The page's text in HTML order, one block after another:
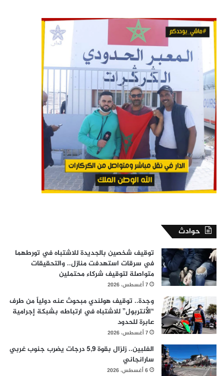
حوادث
توقيف شخصين بالجديدة للاشتباه في تورطهما
في سرقات استهدفت منازل.. والتحقيقات
متواصلة لتوقيف شركاء محتملين
7 أغسطس، 2026
وجدة.. توقيف هولندي مبحوث عنه دولياً من طرف
“الأنتربول” للاشتباه في ارتباطه بشبكة إجرامية
عابرة للحدود
7 أغسطس، 2026
الفلبين.. زلزال بقوة 5,9 درجات يضرب جنوب غربي
سارانجاني
6 أغسطس، 2026